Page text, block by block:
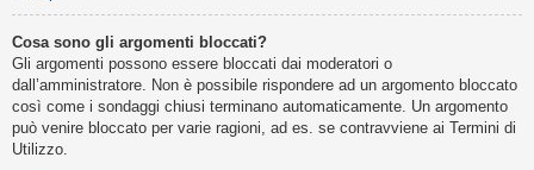
Cosa sono gli argomenti bloccati?
Gli argomenti possono essere bloccati dai moderatori o
dall’amministratore. Non è possibile rispondere ad un argomento bloccato
così come i sondaggi chiusi terminano automaticamente. Un argomento
può venire bloccato per varie ragioni, ad es. se contravviene ai Termini di
Utilizzo.